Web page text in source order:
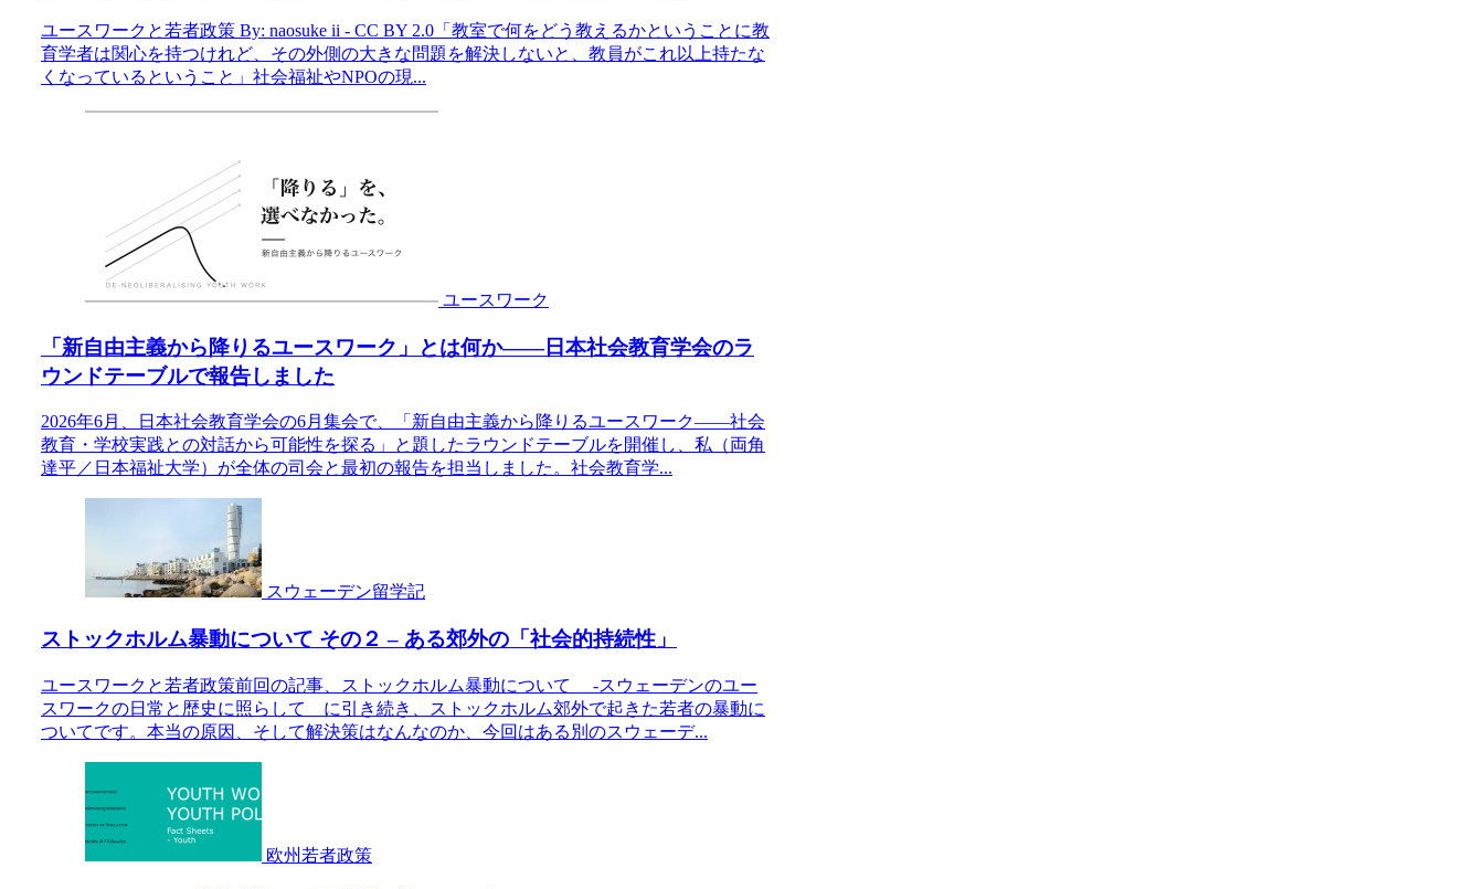
ユースワークと若者政策 By: naosuke ii - CC BY 2.0「教室で何をどう教えるかということに教
育学者は関心を持つけれど、その外側の大きな問題を解決しないと、教員がこれ以上持たな
くなっているということ」社会福祉やNPOの現...
ユースワーク
「新自由主義から降りるユースワーク」とは何か――日本社会教育学会のラ
ウンドテーブルで報告しました
2026年6月、日本社会教育学会の6月集会で、「新自由主義から降りるユースワーク――社会
教育・学校実践との対話から可能性を探る」と題したラウンドテーブルを開催し、私（両角
達平／日本福祉大学）が全体の司会と最初の報告を担当しました。社会教育学...
スウェーデン留学記
ストックホルム暴動について その２ – ある郊外の「社会的持続性」
ユースワークと若者政策前回の記事、ストックホルム暴動について -スウェーデンのユー
スワークの日常と歴史に照らして に引き続き、ストックホルム郊外で起きた若者の暴動に
ついてです。本当の原因、そして解決策はなんなのか、今回はある別のスウェーデ...
欧州若者政策